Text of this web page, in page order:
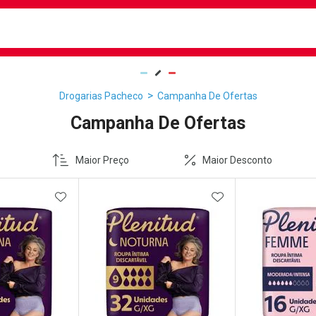
Drogarias Pacheco Campanha De Ofertas
Campanha De Ofertas
Maior Preço Maior Desconto
ADICIONAR AOS FAVORITOSADICIONAR AOS